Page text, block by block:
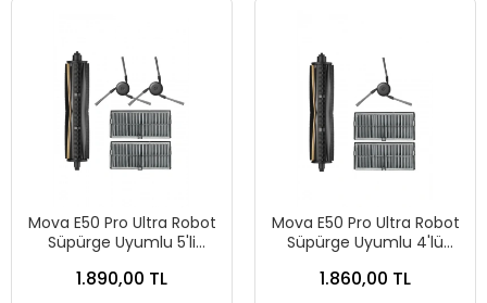
Mova E50 Pro Ultra Robot
Süpürge Uyumlu 5'li
1.890,00 TL
Mova E50 Pro Ultra Robot
Süpürge Uyumlu 4'lü
1.860,00 TL